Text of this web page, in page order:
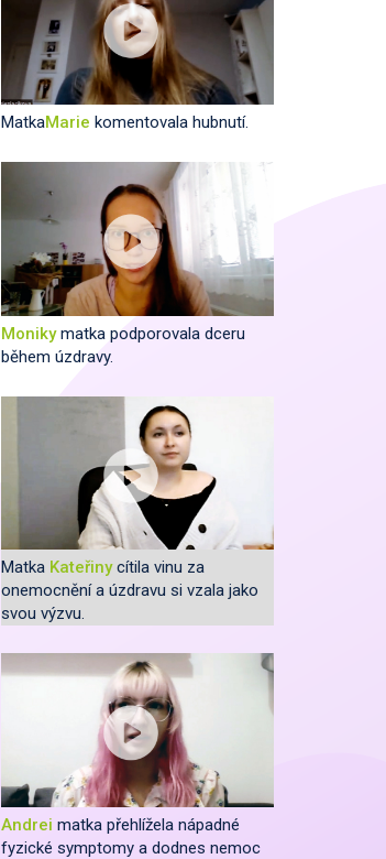
MatkaMarie komentovala hubnutí.
Monikymatka podporovala dceru
během úzdravy.
Matka Kateřinycítila vinu za
onemocnění a úzdravu si vzala jako
svou výzvu.
Andrei matka přehlížela nápadné
fyzické symptomy a dodnes nemoc